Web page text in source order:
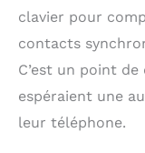
clavier pour
contacts
C’est un point
espéraient une
leur téléphone.